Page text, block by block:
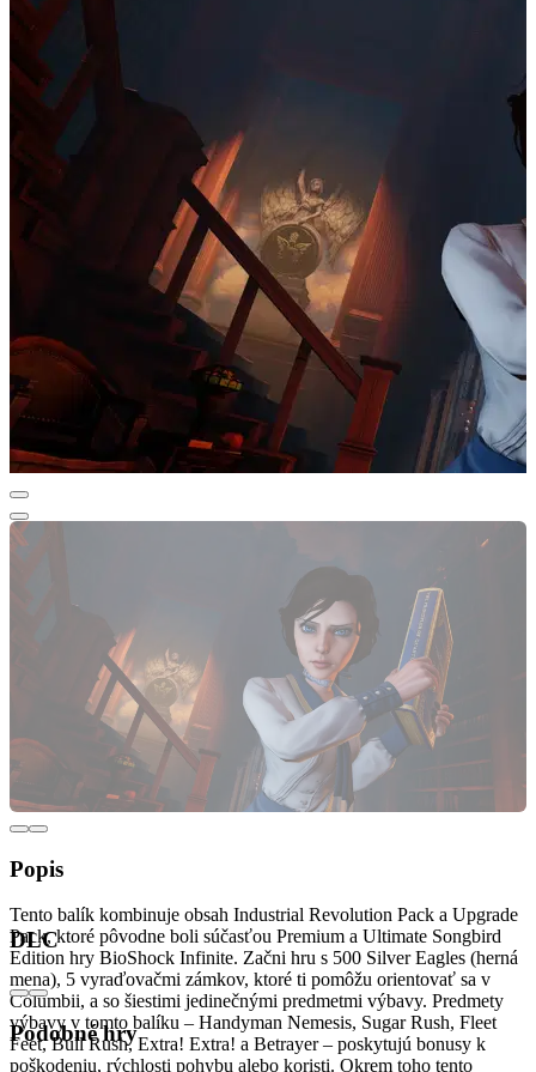
Popis
Tento balík kombinuje obsah Industrial Revolution Pack a Upgrade
Pack, ktoré pôvodne boli súčasťou Premium a Ultimate Songbird
Edition hry BioShock Infinite. Začni hru s 500 Silver Eagles (herná
mena), 5 vyraďovačmi zámkov, ktoré ti pomôžu orientovať sa v
Columbii, a so šiestimi jedinečnými predmetmi výbavy. Predmety
výbavy v tomto balíku – Handyman Nemesis, Sugar Rush, Fleet
Feet, Bull Rush, Extra! Extra! a Betrayer – poskytujú bonusy k
poškodeniu, rýchlosti pohybu alebo koristi. Okrem toho tento
DLC
Podobné hry